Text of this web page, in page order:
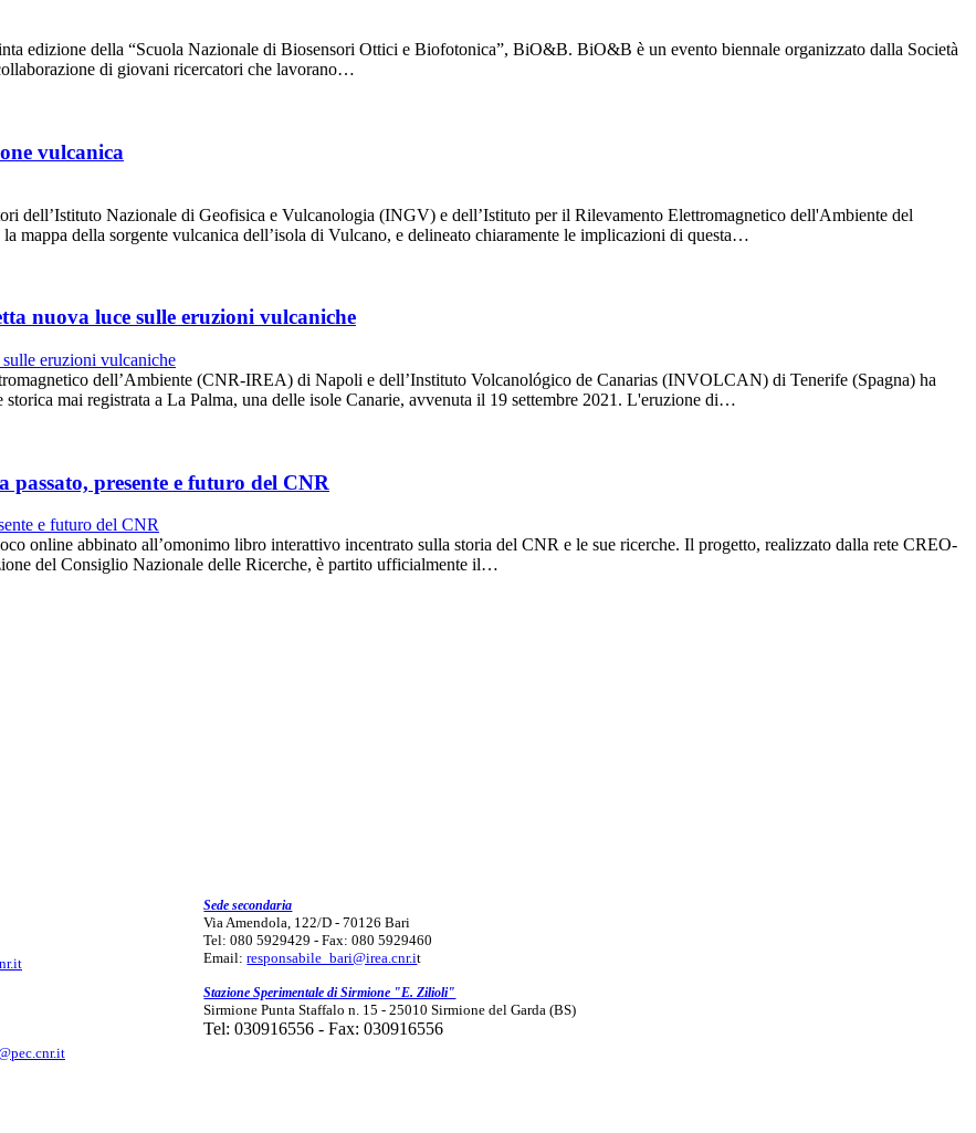
edizione della “Scuola Nazionale di Biosensori Ottici e Biofotonica”, BiO&B. BiO&B è un evento biennale organizzato dalla Società
di giovani ricercatori che lavorano…
vulcanica
dell’Istituto Nazionale di Geofisica e Vulcanologia (INGV) e dell’Istituto per il Rilevamento Elettromagnetico dell'Ambiente del
della sorgente vulcanica dell’isola di Vulcano, e delineato chiaramente le implicazioni di questa…
nuova luce sulle eruzioni vulcaniche
dell’Ambiente (CNR-IREA) di Napoli e dell’Instituto Volcanológico de Canarias (INVOLCAN) di Tenerife (Spagna) ha
mai registrata a La Palma, una delle isole Canarie, avvenuta il 19 settembre 2021. L'eruzione di…
presente e futuro del CNR
online abbinato all’omonimo libro interattivo incentrato sulla storia del CNR e le sue ricerche. Il progetto, realizzato dalla rete CREO-
del Consiglio Nazionale delle Ricerche, è partito ufficialmente il…
Sede secondaria
Via Amendola, 122/D - 70126 Bari
Tel: 080 5929429 - Fax: 080 5929460
Email:responsabile_bari@irea.cnr.it
Stazione Sperimentale di Sirmione "E. Zilioli"
Sirmione Punta Staffalo n. 15 - 25010 Sirmione del Garda (BS)
Tel: 030916556 - Fax: 030916556